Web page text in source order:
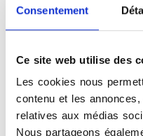
Consentement
Ce site web utilise des
Les cookies nous
contenu et les
relatives aux médias
Nous partageons
radiologues
praticiens
s'appuie sur une
innovation
scientifique et
Rillieux-la-